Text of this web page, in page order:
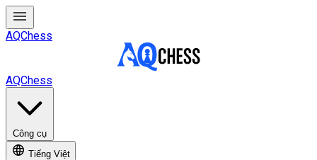
AQChess
AQChess
Công cụ
Tiếng Việt